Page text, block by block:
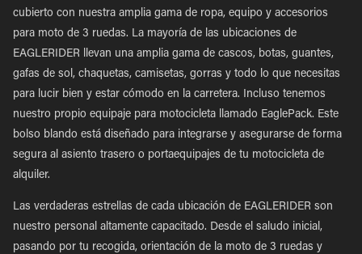
cubierto con nuestra amplia gama de ropa, equipo y accesorios
para moto de 3 ruedas. La mayoría de las ubicaciones de
EAGLERIDER llevan una amplia gama de cascos, botas, guantes,
gafas de sol, chaquetas, camisetas, gorras y todo lo que necesitas
para lucir bien y estar cómodo en la carretera. Incluso tenemos
nuestro propio equipaje para motocicleta llamado EaglePack. Este
bolso blando está diseñado para integrarse y asegurarse de forma
segura al asiento trasero o portaequipajes de tu motocicleta de
alquiler.
Las verdaderas estrellas de cada ubicación de EAGLERIDER son
nuestro personal altamente capacitado. Desde el saludo inicial,
pasando por tu recogida, orientación de la moto de 3 ruedas y